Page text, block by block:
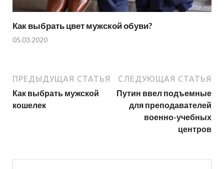
Как выбрать цвет мужской обуви?
05.03.2020
ПРЕДЫДУЩАЯ СТАТЬЯ
Как выбрать мужской
кошелек
СЛЕДУЮЩАЯ СТАТЬЯ
Путин ввел подъемные
для преподавателей
военно-учебных
центров